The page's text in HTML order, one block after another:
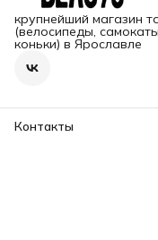
крупнейший магазин
(велосипеды,
коньки) в Ярославле
Контакты